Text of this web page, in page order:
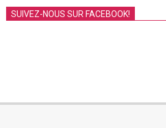
SUIVEZ-NOUS SUR FACEBOOK!